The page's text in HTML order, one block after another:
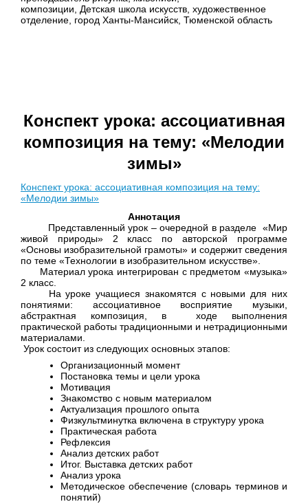
композиции, Детская школа искусств, художественное
отделение, город Ханты-Мансийск, Тюменской область
Конспект урока: ассоциативная
композиция на тему: «Мелодии
зимы»
Конспект урока: ассоциативная композиция на тему:
«Мелодии зимы»
Аннотация
Представленный урок – очередной в разделе «Мир
живой природы» 2 класс по авторской программе
«Основы изобразительной грамоты» и содержит сведения
по теме «Технологии в изобразительном искусстве».
Материал урока интегрирован с предметом «музыка»
2 класс.
На уроке учащиеся знакомятся с новыми для них
понятиями: ассоциативное восприятие музыки,
абстрактная композиция, в ходе выполнения
практической работы традиционными и нетрадиционными
материалами.
Урок состоит из следующих основных этапов:
Организационный момент
Постановка темы и цели урока
Мотивация
Знакомство с новым материалом
Актуализация прошлого опыта
Физкультминутка включена в структуру урока
Практическая работа
Рефлексия
Анализ детских работ
Итог. Выставка детских работ
Анализ урока
Методическое обеспечение (словарь терминов и
понятий)